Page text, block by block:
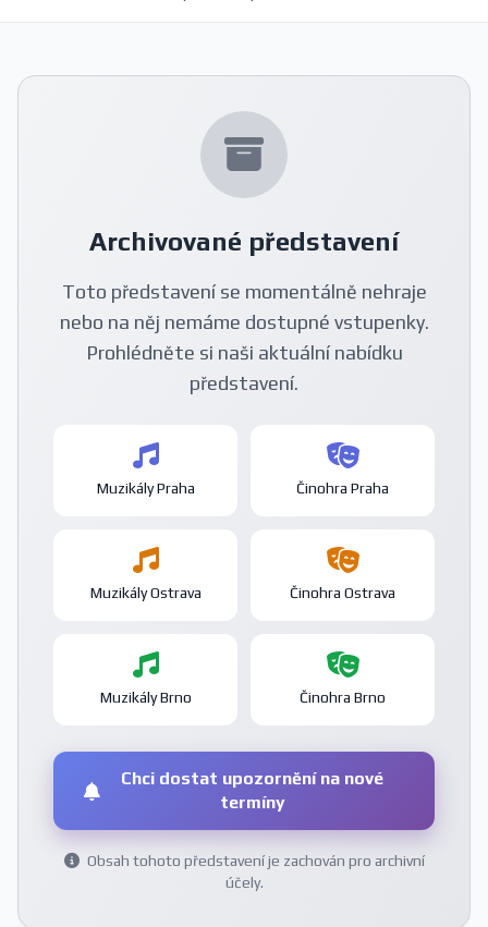
Archivované představení
Toto představení se momentálně nehraje
nebo na něj nemáme dostupné vstupenky.
Prohlédněte si naši aktuální nabídku
představení.
Muzikály Praha Činohra Praha
Muzikály Ostrava Činohra Ostrava
Muzikály Brno Činohra Brno
Chci dostat upozornění na nové
termíny
Obsah tohoto představení je zachován pro archivní
účely.